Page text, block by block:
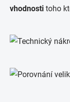
vhodnosti toho